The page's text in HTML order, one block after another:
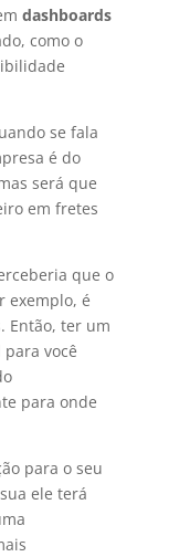
dashboards
como o
se fala
é do
será que
em fretes
que o
exemplo, é
Então, ter um
você
para onde
para o seu
ele terá